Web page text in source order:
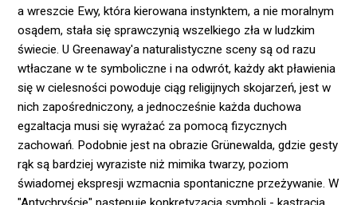
a wreszcie Ewy, która kierowana instynktem, a nie moralnym
osądem, stała się sprawczynią wszelkiego zła w ludzkim
świecie. U Greenaway'a naturalistyczne sceny są od razu
wtłaczane w te symboliczne i na odwrót, każdy akt pławienia
się w cielesności powoduje ciąg religijnych skojarzeń, jest w
nich zapośredniczony, a jednocześnie każda duchowa
egzaltacja musi się wyrażać za pomocą fizycznych
zachowań. Podobnie jest na obrazie Grünewalda, gdzie gesty
rąk są bardziej wyraziste niż mimika twarzy, poziom
świadomej ekspresji wzmacnia spontaniczne przeżywanie. W